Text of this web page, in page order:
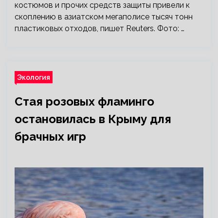
костюмов и прочих средств защиты привели к
скоплению в азиатском мегаполисе тысяч тонн
пластиковых отходов, пишет Reuters. Фото: …
Экология
Стая розовых фламинго
остановилась в Крыму для
брачных игр